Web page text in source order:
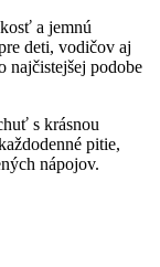
a jemnú
deti, vodičov aj
najčistejšej podobe
s krásnou
pitie,
nápojov.